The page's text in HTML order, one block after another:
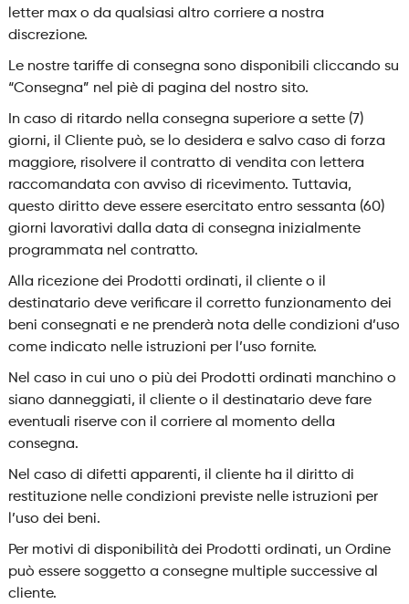
letter max o da qualsiasi altro corriere a nostra
discrezione.
Le nostre tariffe di consegna sono disponibili cliccando su
“Consegna” nel piè di pagina del nostro sito.
In caso di ritardo nella consegna superiore a sette (7)
giorni, il Cliente può, se lo desidera e salvo caso di forza
maggiore, risolvere il contratto di vendita con lettera
raccomandata con avviso di ricevimento. Tuttavia,
questo diritto deve essere esercitato entro sessanta (60)
giorni lavorativi dalla data di consegna inizialmente
programmata nel contratto.
Alla ricezione dei Prodotti ordinati, il cliente o il
destinatario deve verificare il corretto funzionamento dei
beni consegnati e ne prenderà nota delle condizioni d’uso
come indicato nelle istruzioni per l’uso fornite.
Nel caso in cui uno o più dei Prodotti ordinati manchino o
siano danneggiati, il cliente o il destinatario deve fare
eventuali riserve con il corriere al momento della
consegna.
Nel caso di difetti apparenti, il cliente ha il diritto di
restituzione nelle condizioni previste nelle istruzioni per
l’uso dei beni.
Per motivi di disponibilità dei Prodotti ordinati, un Ordine
può essere soggetto a consegne multiple successive al
cliente.